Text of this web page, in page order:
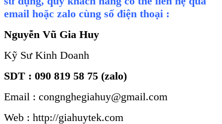
email hoặc zalo cùng số điện thoại :
Nguyễn Vũ Gia Huy
Kỹ Sư Kinh Doanh
SDT : 090 819 58 75 (zalo)
Email : congnghegiahuy@gmail.com
Web : http://giahuytek.com